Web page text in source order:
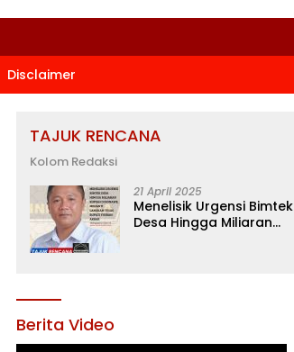
Disclaimer
TAJUK RENCANA
Kolom Redaksi
21 April 2025
Menelisik Urgensi Bimtek
Desa Hingga Miliaran
Berita Video